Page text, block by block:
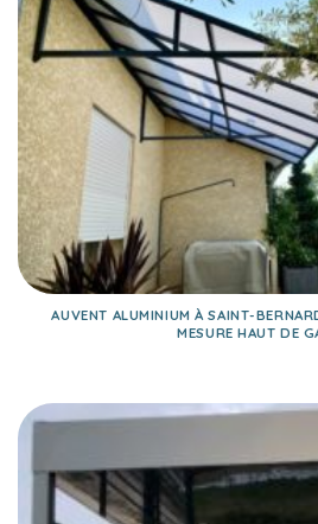
AUVENT ALUMINIUM À SAINT-
MESURE HAUT DE